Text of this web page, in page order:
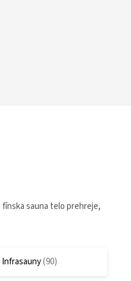
sauna telo prehreje,
Infrasauny